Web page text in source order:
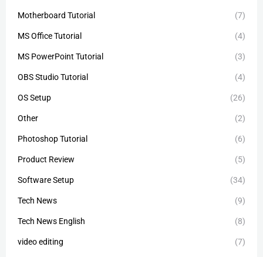
Motherboard Tutorial (7)
MS Office Tutorial (4)
MS PowerPoint Tutorial (3)
OBS Studio Tutorial (4)
OS Setup (26)
Other (2)
Photoshop Tutorial (6)
Product Review (5)
Software Setup (34)
Tech News (9)
Tech News English (8)
video editing (7)